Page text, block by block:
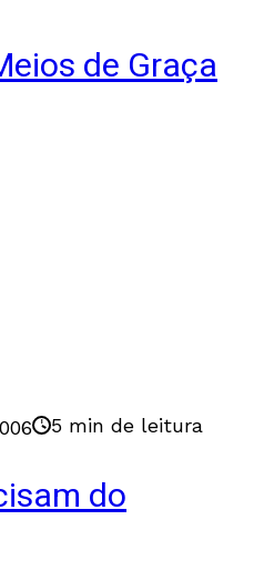
de Graça
5 min de leitura
do